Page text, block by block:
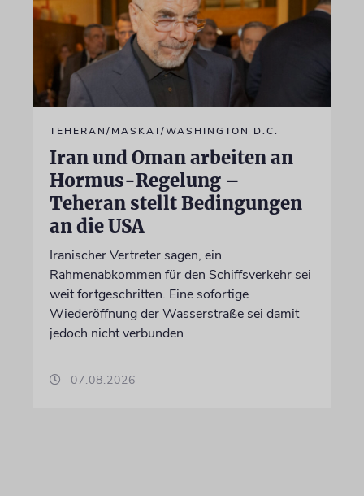
TEHERAN/MASKAT/WASHINGTON D.C.
Iran und Oman arbeiten an
Hormus-Regelung –
Teheran stellt Bedingungen
an die USA
Iranischer Vertreter sagen, ein
Rahmenabkommen für den Schiffsverkehr sei
weit fortgeschritten. Eine sofortige
Wiederöffnung der Wasserstraße sei damit
jedoch nicht verbunden
07.08.2026